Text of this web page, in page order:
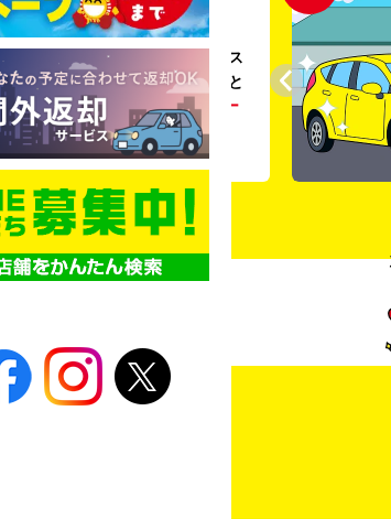
！ 12時間 2,525円〜
、 ムダのない仕組み
。ガソリンス
場の既存インフラを活用すること
し、12時間2,525円～という
リー
を実現しています。